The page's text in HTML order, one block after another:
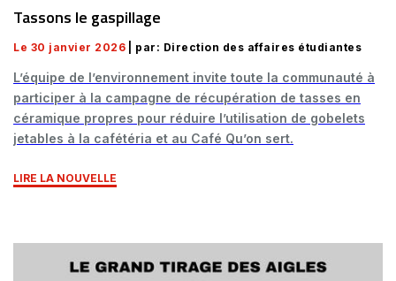
Tassons le gaspillage
Le 30 janvier 2026 | par: Direction des affaires étudiantes
L’équipe de l’environnement invite toute la communauté à
participer à la campagne de récupération de tasses en
céramique propres pour réduire l’utilisation de gobelets
jetables à la cafétéria et au Café Qu’on sert.
LIRE LA NOUVELLE